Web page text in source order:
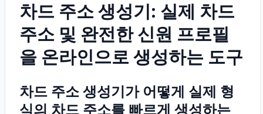
차드 주소 생성기: 실제 차드
주소 및 완전한 신원 프로필
을 온라인으로 생성하는 도구
차드 주소 생성기가 어떻게 실제 형
식의 차드 주소를 빠르게 생성하는